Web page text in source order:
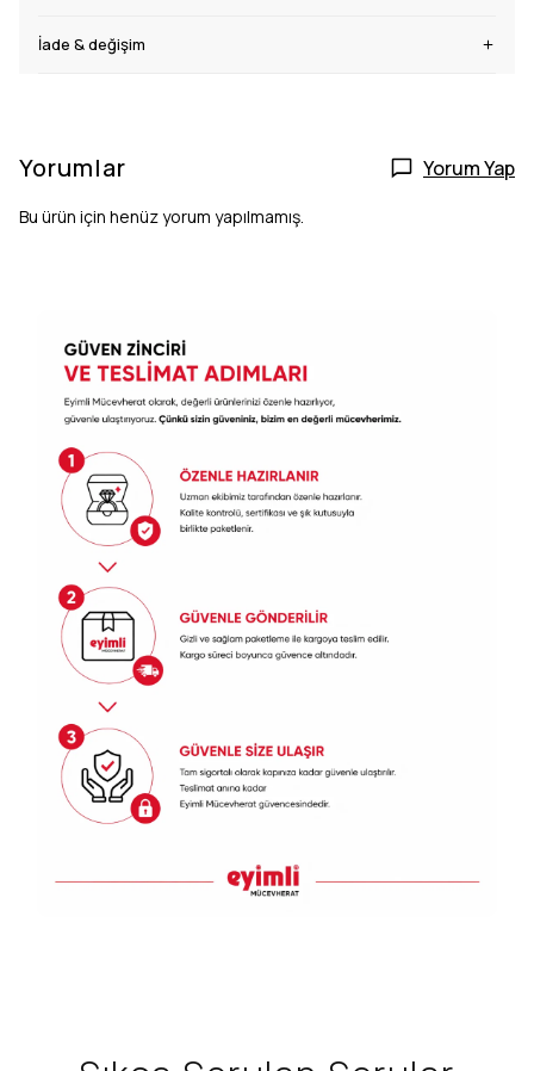
İade & değişim
Yorumlar Yorum Yap
Bu ürün için henüz yorum yapılmamış.